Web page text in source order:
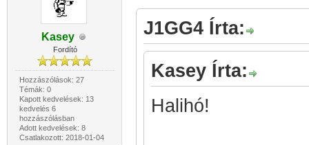
Kasey
Fordító
Hozzászólások: 27
Témák: 0
Kapott kedvelések: 13
kedvelés 6
hozzászólásban
Adott kedvelések: 8
Csatlakozott: 2018-01-04
J1GG4 Írta:
Kasey Írta:
Halihó!